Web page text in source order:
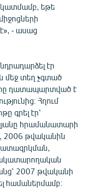
եթե
- ասաց
էր
մեջ տեղ չգտած
դատապարտված է
Հղում
գրել էր՝
հրամանատարի
2006 թվականին
2007 թվականի
համաներմամբ։